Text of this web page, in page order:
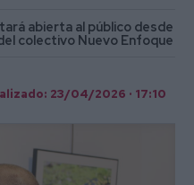
abierta al público desde
colectivo Nuevo Enfoque
23/04/2026 · 17:10